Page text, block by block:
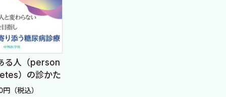
る人（person
）の診かた
（税込）